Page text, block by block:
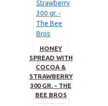
HONEY
SPREAD WITH
COCOA &
STRAWBERRY
300 GR. - THE
BEE BROS